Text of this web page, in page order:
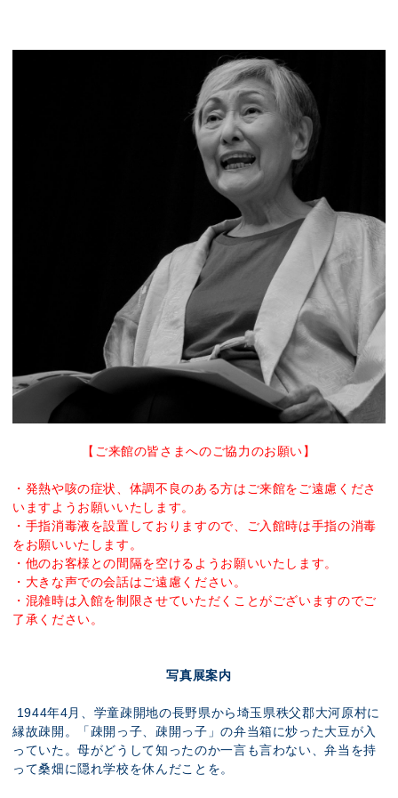
【ご来館の皆さまへのご協力のお願い】
・発熱や咳の症状、体調不良のある方はご来館をご遠慮くださ
いますようお願いいたします。
・手指消毒液を設置しておりますので、ご入館時は手指の消毒
をお願いいたします。
・他のお客様との間隔を空けるようお願いいたします。
・大きな声での会話はご遠慮ください。
・混雑時は入館を制限させていただくことがございますのでご
了承ください。
写真展案内
1944年4月、学童疎開地の長野県から埼玉県秩父郡大河原村に
縁故疎開。「疎開っ子、疎開っ子」の弁当箱に炒った大豆が入
っていた。母がどうして知ったのか一言も言わない、弁当を持
って桑畑に隠れ学校を休んだことを。